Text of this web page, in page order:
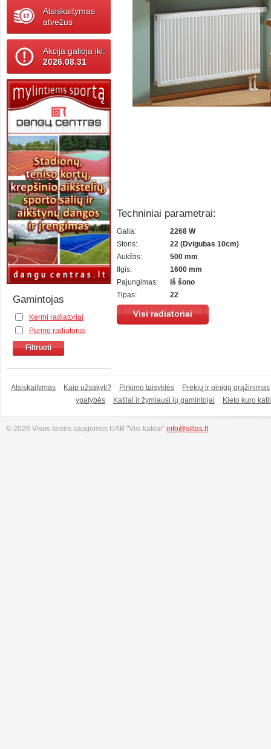
Atsiskaitymas
atvežus
Akcija galioja iki:
2026.08.31
Gamintojas
Kermi radiatoriai
Purmo radiatoriai
Filtruoti
Techniniai parametrai:
Galia:
2268 W
Storis:
22 (Dvigubas 10cm)
Aukštis:
500 mm
Ilgis:
1600 mm
Pajungimas:
Iš šono
Tipas:
22
Visi radiatoriai
Atsiskaitymas Kaip užsakyti? Pirkimo taisyklės
Prekių ir pinigų grąžinimas
ypatybės
Katilai ir žymiausi jų gamintojai Kieto kuro
© 2026 Visos teisės saugomos UAB "Visi katilai" info@siltas.lt